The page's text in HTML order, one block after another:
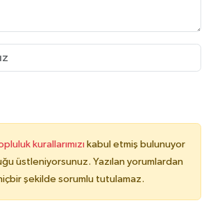
kurallarımızı kabul etmiş bulunuyor
üstleniyorsunuz. Yazılan yorumlardan
şekilde sorumlu tutulamaz.